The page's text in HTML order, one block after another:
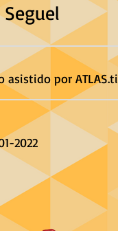
asistido por ATLAS.ti
2022